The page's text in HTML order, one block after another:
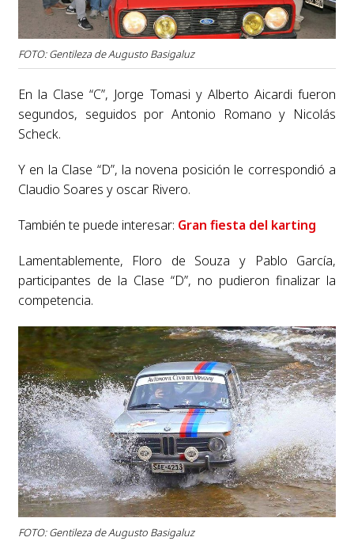
FOTO: Gentileza de Augusto Basigaluz
En la Clase “C”, Jorge Tomasi y Alberto Aicardi fueron
segundos, seguidos por Antonio Romano y Nicolás
Scheck.
Y en la Clase “D”, la novena posición le correspondió a
Claudio Soares y oscar Rivero.
También te puede interesar: Gran fiesta del karting
Lamentablemente, Floro de Souza y Pablo García,
participantes de la Clase “D”, no pudieron finalizar la
competencia.
FOTO: Gentileza de Augusto Basigaluz